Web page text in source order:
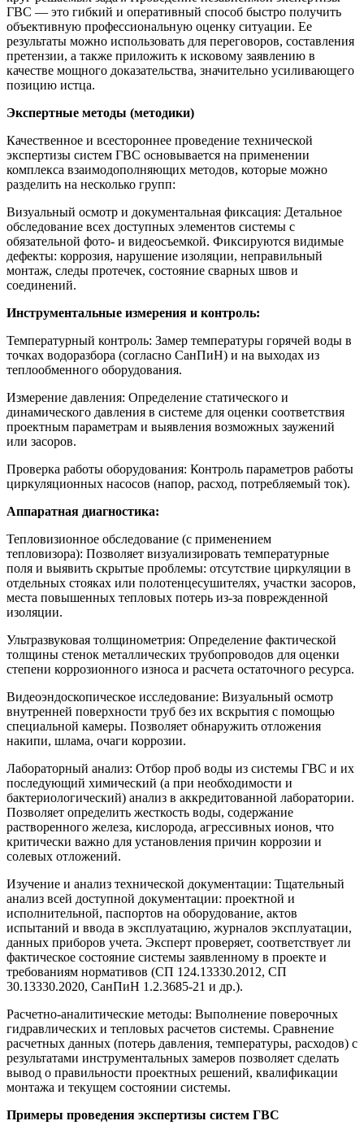
ГВС — это гибкий и оперативный способ быстро получить
объективную профессиональную оценку ситуации. Ее
результаты можно использовать для переговоров, составления
претензии, а также приложить к исковому заявлению в
качестве мощного доказательства, значительно усиливающего
позицию истца.
Экспертные методы (методики)
Качественное и всестороннее проведение технической
экспертизы систем ГВС основывается на применении
комплекса взаимодополняющих методов, которые можно
разделить на несколько групп:
Визуальный осмотр и документальная фиксация: Детальное
обследование всех доступных элементов системы с
обязательной фото- и видеосъемкой. Фиксируются видимые
дефекты: коррозия, нарушение изоляции, неправильный
монтаж, следы протечек, состояние сварных швов и
соединений.
Инструментальные измерения и контроль:
Температурный контроль: Замер температуры горячей воды в
точках водоразбора (согласно СанПиН) и на выходах из
теплообменного оборудования.
Измерение давления: Определение статического и
динамического давления в системе для оценки соответствия
проектным параметрам и выявления возможных заужений
или засоров.
Проверка работы оборудования: Контроль параметров работы
циркуляционных насосов (напор, расход, потребляемый ток).
Аппаратная диагностика:
Тепловизионное обследование (с применением
тепловизора): Позволяет визуализировать температурные
поля и выявить скрытые проблемы: отсутствие циркуляции в
отдельных стояках или полотенцесушителях, участки засоров,
места повышенных тепловых потерь из-за поврежденной
изоляции.
Ультразвуковая толщинометрия: Определение фактической
толщины стенок металлических трубопроводов для оценки
степени коррозионного износа и расчета остаточного ресурса.
Видеоэндоскопическое исследование: Визуальный осмотр
внутренней поверхности труб без их вскрытия с помощью
специальной камеры. Позволяет обнаружить отложения
накипи, шлама, очаги коррозии.
Лабораторный анализ: Отбор проб воды из системы ГВС и их
последующий химический (а при необходимости и
бактериологический) анализ в аккредитованной лаборатории.
Позволяет определить жесткость воды, содержание
растворенного железа, кислорода, агрессивных ионов, что
критически важно для установления причин коррозии и
солевых отложений.
Изучение и анализ технической документации: Тщательный
анализ всей доступной документации: проектной и
исполнительной, паспортов на оборудование, актов
испытаний и ввода в эксплуатацию, журналов эксплуатации,
данных приборов учета. Эксперт проверяет, соответствует ли
фактическое состояние системы заявленному в проекте и
требованиям нормативов (СП 124.13330.2012, СП
30.13330.2020, СанПиН 1.2.3685-21 и др.).
Расчетно-аналитические методы: Выполнение поверочных
гидравлических и тепловых расчетов системы. Сравнение
расчетных данных (потерь давления, температуры, расходов) с
результатами инструментальных замеров позволяет сделать
вывод о правильности проектных решений, квалификации
монтажа и текущем состоянии системы.
Примеры проведения экспертизы систем ГВС